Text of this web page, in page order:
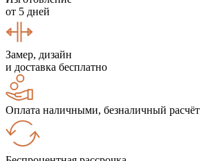
от 5 дней
Замер, дизайн
и доставка бесплатно
Оплата наличными, безналичный расчёт